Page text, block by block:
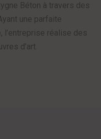
Béton à travers des
une parfaite
l’entreprise réalise des
d’art.